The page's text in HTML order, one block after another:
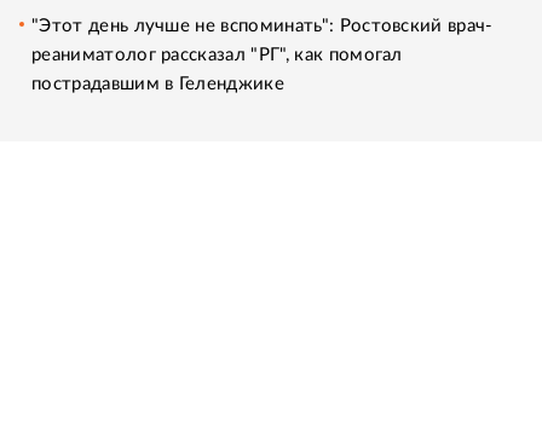
"Этот день лучше не вспоминать": Ростовский врач-
реаниматолог рассказал "РГ", как помогал
пострадавшим в Геленджике